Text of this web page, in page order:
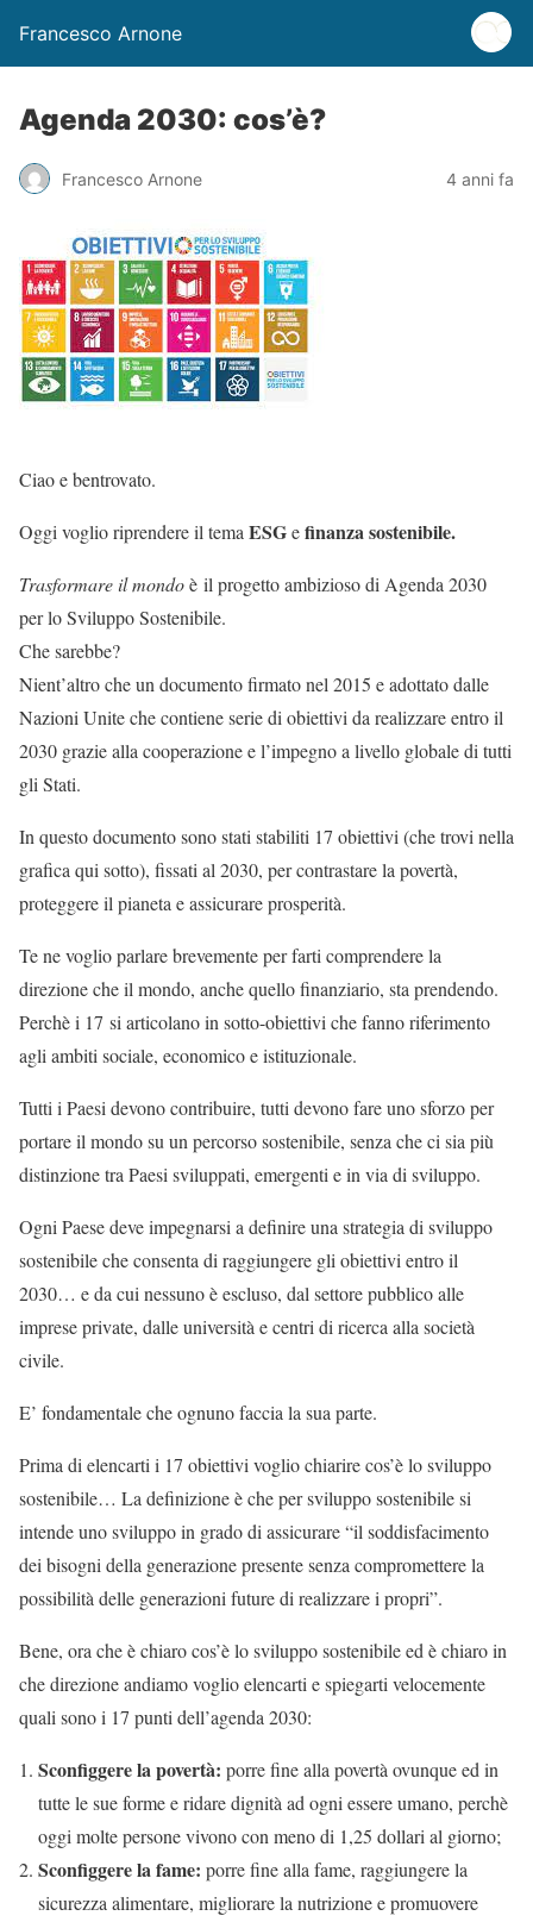
Francesco Arnone
Agenda 2030: cos’è?
Francesco Arnone 4 anni fa
Ciao e bentrovato.
Oggi voglio riprendere il tema ESGefinanza sostenibile.
Trasformare il mondoè il progetto ambizioso di Agenda 2030
per lo Sviluppo Sostenibile.
Che sarebbe?
Nient’altro che un documento firmato nel 2015 e adottato dalle
Nazioni Unite che contiene serie di obiettivi da realizzare entro il
2030 grazie alla cooperazione e l’impegno a livello globale di tutti
gli Stati.
In questo documento sono stati stabiliti 17 obiettivi (che trovi nella
grafica qui sotto), fissati al 2030, per contrastare la povertà,
proteggere il pianeta e assicurare prosperità.
Te ne voglio parlare brevemente per farti comprendere la
direzione che il mondo, anche quello finanziario, sta prendendo.
Perchè i 17 si articolano in sotto-obiettivi che fanno riferimento
agli ambiti sociale, economico e istituzionale.
Tutti i Paesi devono contribuire, tutti devono fare uno sforzo per
portare il mondo su un percorso sostenibile, senza che ci sia più
distinzione tra Paesi sviluppati, emergenti e in via di sviluppo.
Ogni Paese deve impegnarsi a definire una strategia di sviluppo
sostenibile che consenta di raggiungere gli obiettivi entro il
2030… e da cui nessuno è escluso, dal settore pubblico alle
imprese private, dalle università e centri di ricerca alla società
civile.
E’ fondamentale che ognuno faccia la sua parte.
Prima di elencarti i 17 obiettivi voglio chiarire cos’è lo sviluppo
sostenibile… La definizione è che per sviluppo sostenibile si
intende uno sviluppo in grado di assicurare “il soddisfacimento
dei bisogni della generazione presente senza compromettere la
possibilità delle generazioni future di realizzare i propri”.
Bene, ora che è chiaro cos’è lo sviluppo sostenibile ed è chiaro in
che direzione andiamo voglio elencarti e spiegarti velocemente
quali sono i 17 punti dell’agenda 2030:
Sconfiggere la povertà: porre fine alla povertà ovunque ed in
tutte le sue forme e ridare dignità ad ogni essere umano, perchè
oggi molte persone vivono con meno di 1,25 dollari al giorno;
Sconfiggere la fame: porre fine alla fame, raggiungere la
sicurezza alimentare, migliorare la nutrizione e promuovere